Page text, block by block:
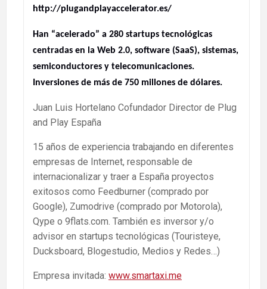
http://plugandplayaccelerator.es/
Han “acelerado” a 280 startups tecnológicas
centradas en la Web 2.0, software (SaaS), sistemas,
semiconductores y telecomunicaciones.
Inversiones de más de 750 millones de dólares.
Juan Luis Hortelano Cofundador Director de Plug
and Play España
15 años de experiencia trabajando en diferentes
empresas de Internet, responsable de
internacionalizar y traer a España proyectos
exitosos como Feedburner (comprado por
Google), Zumodrive (comprado por Motorola),
Qype o 9flats.com. También es inversor y/o
advisor en startups tecnológicas (Touristeye,
Ducksboard, Blogestudio, Medios y Redes…)
Empresa invitada: www.smartaxi.me